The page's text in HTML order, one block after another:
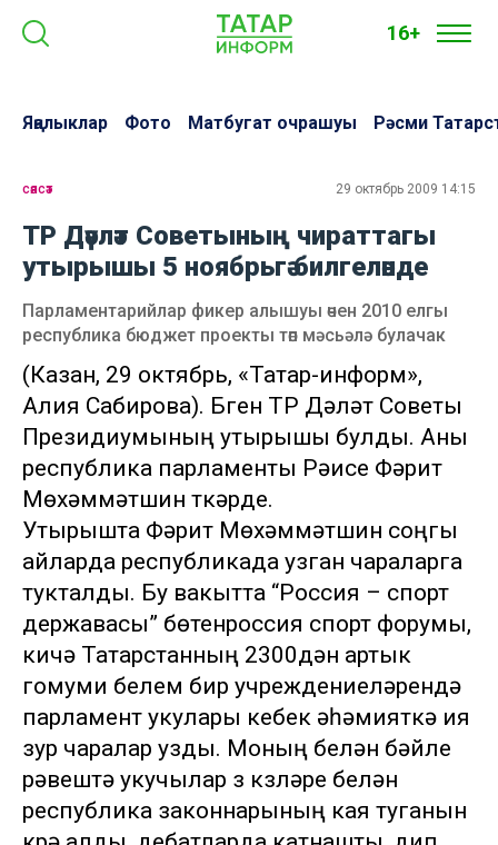
16+
Яңалыклар Фото Матбугат очрашуы Рәсми
сәясәт 29 октябрь 2009 14:15
ТР Дәүләт Советының чираттагы
утырышы 5 ноябрьгә билгеләнде
Парламентарийлар фикер алышуы өчен 2010 елгы
республика бюджет проекты төп мәсьәлә булачак
(Казан, 29 октябрь, «Татар-информ»,
Алия Сабирова). Бүген ТР Дәүләт Советы
Президиумының утырышы булды. Аны
республика парламенты Рәисе Фәрит
Мөхәммәтшин үткәрде.
Утырышта Фәрит Мөхәммәтшин соңгы
айларда республикада узган чараларга
тукталды. Бу вакытта “Россия – спорт
державасы” бөтенроссия спорт форумы,
кичә Татарстанның 2300дән артык
гомуми белем бирү учреждениеләрендә
парламент укулары кебек әһәмияткә ия
зур чаралар узды. Моның белән бәйле
рәвештә укучылар үз күзләре белән
республика законнарының кая туганын